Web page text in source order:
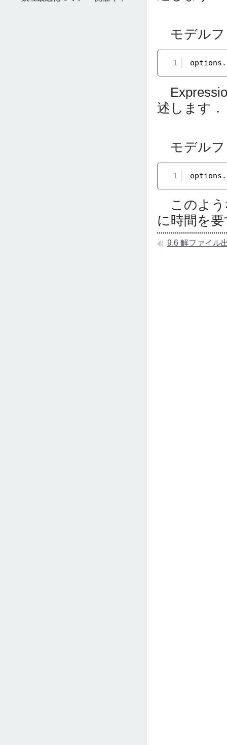
モデルフ
1
述します．
モデルフ
1
このよう
に時間を
9.6 解ファイル